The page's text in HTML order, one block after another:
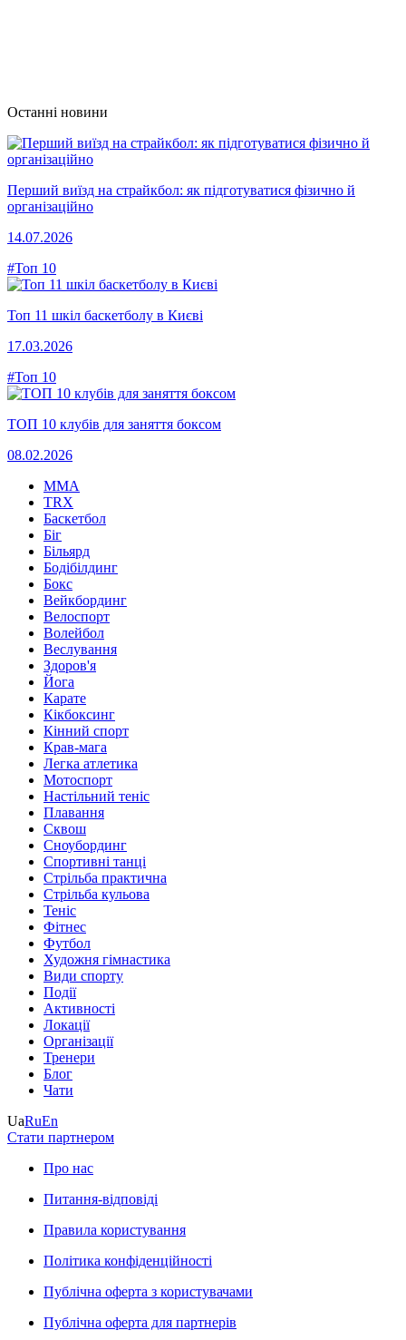
Останні новини
Перший виїзд на страйкбол: як підготуватися фізично й
організаційно
14.07.2026
#Топ 10
Топ 11 шкіл баскетболу в Києві
17.03.2026
#Топ 10
ТОП 10 клубів для заняття боксом
08.02.2026
MMA
TRX
Баскетбол
Біг
Більярд
Бодібілдинг
Бокс
Вейкбординг
Велоспорт
Волейбол
Веслування
Здоров'я
Йога
Карате
Кікбоксинг
Кінний спорт
Крав-мага
Легка атлетика
Мотоспорт
Настільний теніс
Плавання
Сквош
Сноубординг
Спортивні танці
Стрільба практична
Стрільба кульова
Теніс
Фітнес
Футбол
Художня гімнастика
Види спорту
Події
Активності
Локації
Організації
Тренери
Блог
Чати
UaRuEn
Стати партнером
Про нас
Питання-відповіді
Правила користування
Політика конфіденційності
Публічна оферта з користувачами
Публічна оферта для партнерів